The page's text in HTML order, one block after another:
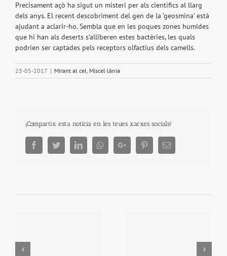
Precisament açò ha sigut un misteri per als científics al llarg
dels anys. El recent descobriment del gen de la ‘geosmina’ està
ajudant a aclarir-ho. Sembla que en les poques zones humides
que hi han als deserts s’alliberen estes bactèries, les quals
podrien ser captades pels receptors olfactius dels camells.
23-05-2017 | Mirant al cel, Miscel·lània
¡Compartix esta notícia en les teues xarxes socials!
FacebookTwitterLinkedInWhatsappGoogle+ PinterestEmail
FENÒMENS